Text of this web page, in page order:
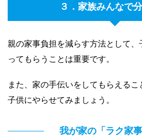
３．家族みんなで
親の家事負担を減らす方法として
ってもらうことは重要です。
また、家の手伝いをしてもらえる
子供にやらせてみましょう。
我が家の「ラク家